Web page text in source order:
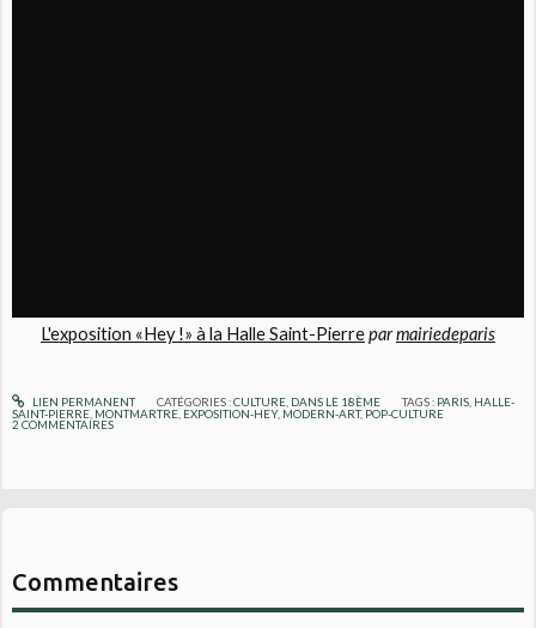
L'exposition «Hey !» à la Halle Saint-Pierreparmairiedeparis
LIEN PERMANENT CATÉGORIES :CULTURE, DANS LE 18ÈME TAGS : PARIS HALLE-
SAINT-PIERRE MONTMARTRE EXPOSITION-HEY, MODERN-ART, POP-CULTURE
2 COMMENTAIRES
Commentaires